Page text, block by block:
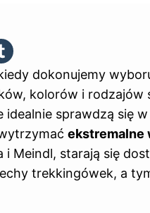
dokonujemy
kolorów i rodzajów
idealnie sprawdzą się w
ekstremalne
i Meindl, starają się
trekkingówek, a